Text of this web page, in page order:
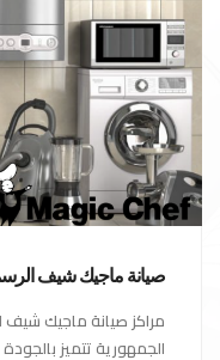
صيانة ماجيك شيف
مراكز صيانة ماجيك
الجمهورية تتميز